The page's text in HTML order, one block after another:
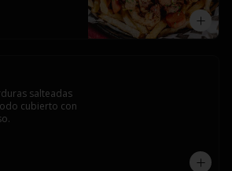
salteadas
cubierto con